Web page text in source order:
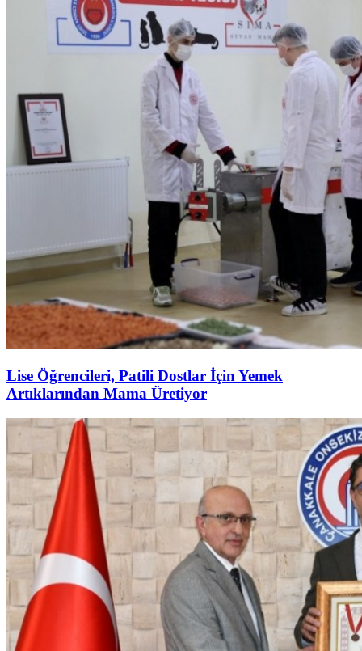
Lise Öğrencileri, Patili Dostlar İçin Yemek
Artıklarından Mama Üretiyor